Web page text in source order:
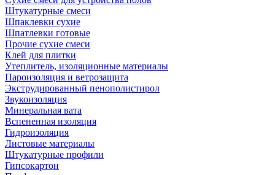
Штукатурные смеси
Шпаклевки сухие
Шпатлевки готовые
Прочие сухие смеси
Клей для плитки
Утеплитель, изоляционные материалы
Пароизоляция и ветрозащита
Экструдированный пенополистирол
Звукоизоляция
Минеральная вата
Вспененная изоляция
Гидроизоляция
Листовые материалы
Штукатурные профили
Гипсокартон